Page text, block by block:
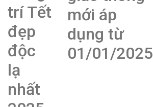
trí Tết
đẹp
độc
lạ
nhất
mới áp
dụng từ
01/01/2025